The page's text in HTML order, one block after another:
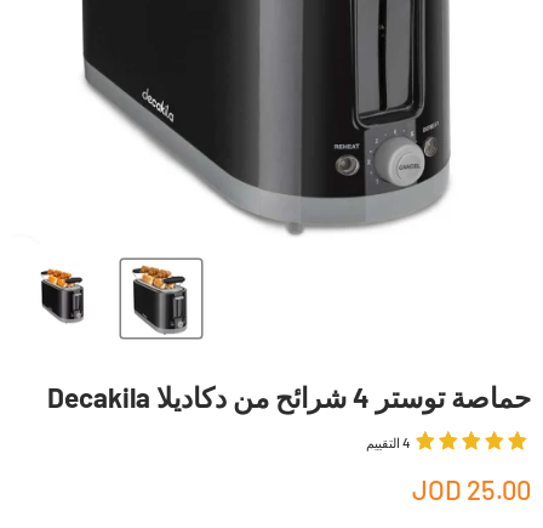
حماصة توستر 4 شرائح من دكاديلا Decakila
4 التقييم
25.00 JOD